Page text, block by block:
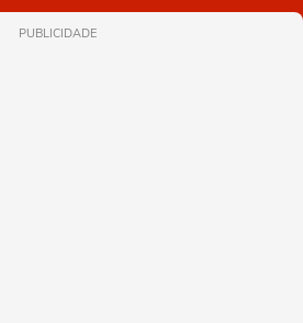
PUBLICIDADE